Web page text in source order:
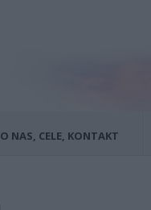
O NAS, CELE, KONTAKT